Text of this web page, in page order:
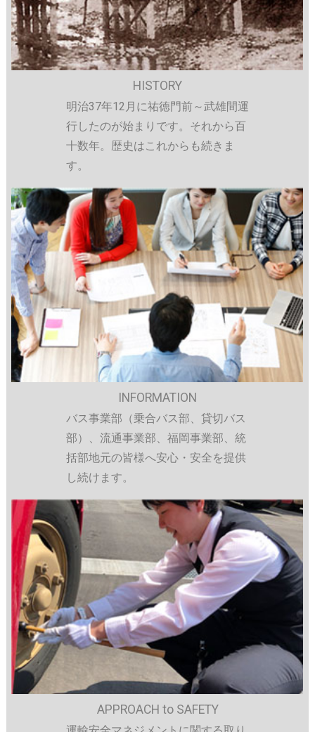
HISTORY
明治37年12月に祐徳門前～武雄間運
行したのが始まりです。それから百
十数年。歴史はこれからも続きま
す。
INFORMATION
バス事業部（乗合バス部、貸切バス
部）、流通事業部、福岡事業部、統
括部地元の皆様へ安心・安全を提供
し続けます。
APPROACH to SAFETY